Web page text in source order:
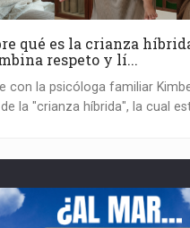
qué es la crianza
respeto y lí...
con la psicóloga familiar
la "crianza híbrida", la cual